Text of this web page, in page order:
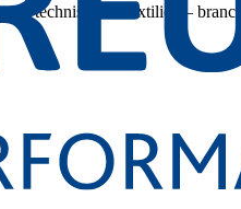
technischen Textilien –